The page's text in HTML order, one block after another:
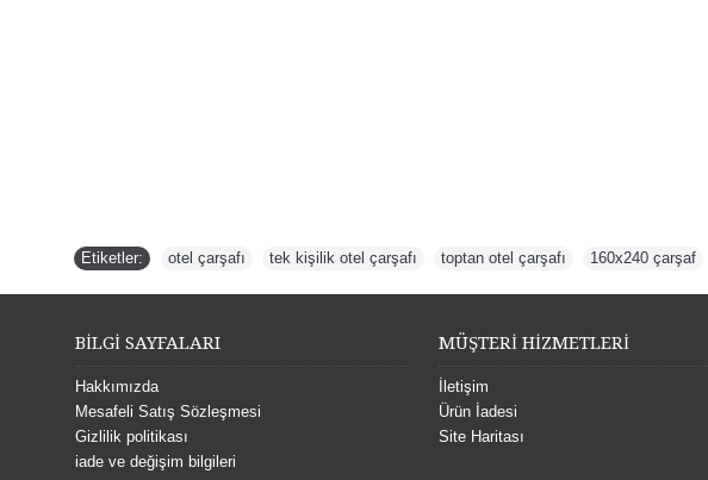
Etiketler: otel çarşafı tek kişilik otel çarşafı toptan otel çarşafı 160x240 çarşaf
BİLGİ SAYFALARI
Hakkımızda
Mesafeli Satış Sözleşmesi
Gizlilik politikası
iade ve değişim bilgileri
MÜŞTERİ HİZMETLERİ
İletişim
Ürün İadesi
Site Haritası